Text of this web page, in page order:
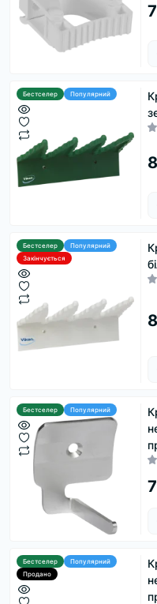
Бестселер Популярний
Бестселер
Популярний
Закінчується
Бестселер Популярний
Бестселер
Популярний
Продано